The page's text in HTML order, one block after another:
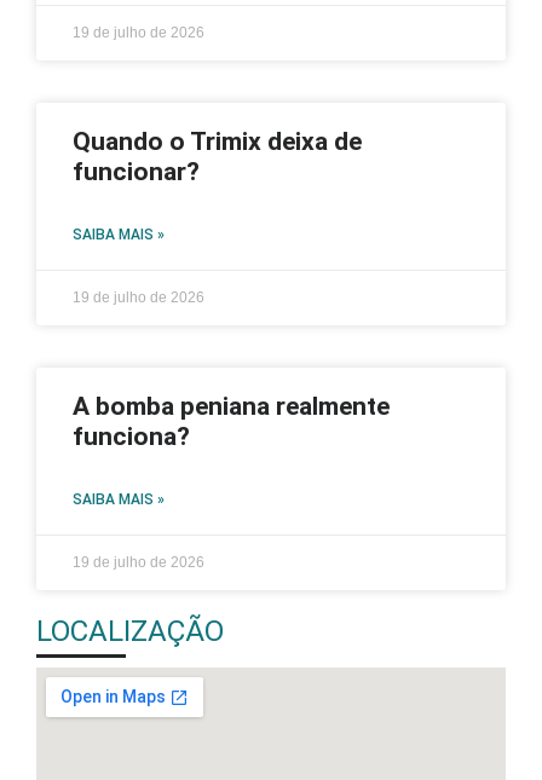
19 de julho de 2026
Quando o Trimix deixa de
funcionar?
SAIBA MAIS »
19 de julho de 2026
A bomba peniana realmente
funciona?
SAIBA MAIS »
19 de julho de 2026
LOCALIZAÇÃO